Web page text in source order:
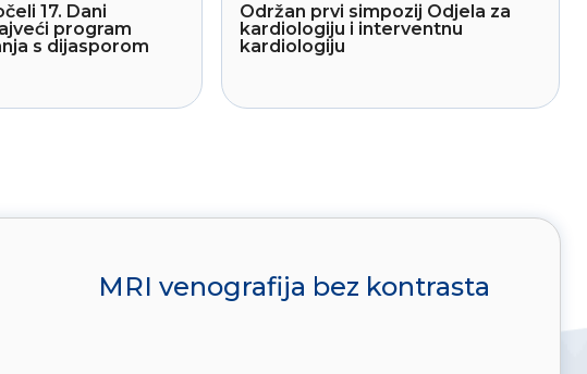
17. Dani
program
s dijasporom
Održan prvi simpozij Odjela za
kardiologiju i interventnu
kardiologiju
MRI venografija bez kontrasta